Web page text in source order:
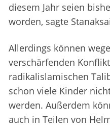
diesem Jahr seien
worden, sagte
Allerdings können
verschärfenden
radikalislamischen
schon viele Kinder
werden. Außerdem
auch in Teilen von